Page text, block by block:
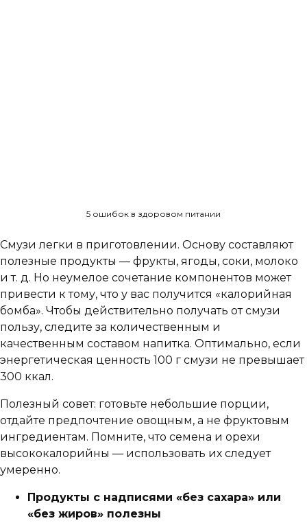
5 ошибок в здоровом питании
Смузи легки в приготовлении. Основу составляют
полезные продукты — фрукты, ягоды, соки, молоко
и т. д. Но неумелое сочетание компонентов может
привести к тому, что у вас получится «калорийная
бомба». Чтобы действительно получать от смузи
пользу, следите за количественным и
качественным составом напитка. Оптимально, если
энергетическая ценность 100 г смузи не превышает
300 ккал.
Полезный совет: готовьте небольшие порции,
отдайте предпочтение овощным, а не фруктовым
ингредиентам. Помните, что семена и орехи
высококалорийны — использовать их следует
умеренно.
Продукты с надписями «без сахара» или
«без жиров» полезны